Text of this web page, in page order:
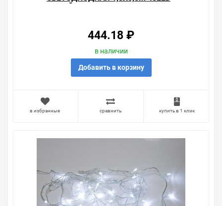
444.18 ₽
в наличии
Добавить в корзину
в избранные сравнить купить в 1 клик